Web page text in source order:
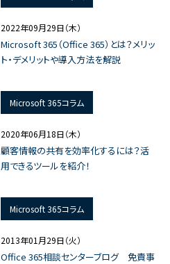
2022年09月29日（木）
Microsoft 365（Office 365）とは？メリッ
ト・デメリットや導入方法を解説
Microsoft 365コラム
2020年06月18日（木）
顧客情報の共有を効率化するには？活
用できるツールを紹介！
Microsoft 365コラム
2013年01月29日（火）
Office 365相談センターブログ 免責事